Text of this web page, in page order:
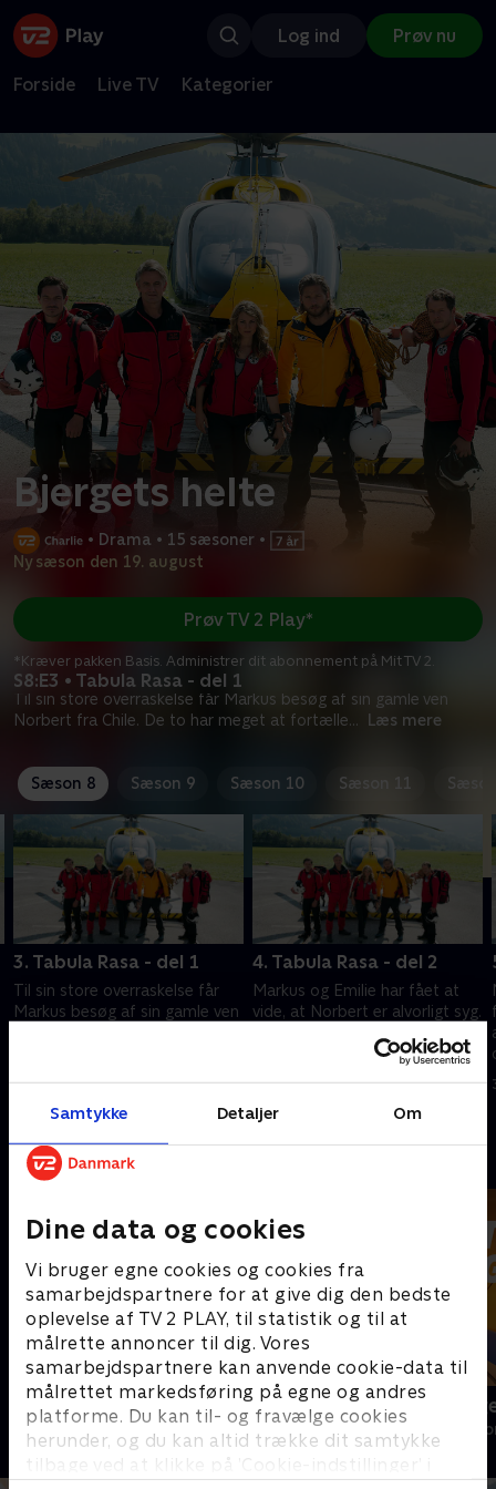
Samtykke Detaljer Om
Dine data og cookies
Vi bruger egne cookies og cookies fra
samarbejdspartnere for at give dig den bedste
oplevelse af TV 2 PLAY, til statistik og til at
målrette annoncer til dig. Vores
samarbejdspartnere kan anvende cookie-data til
målrettet markedsføring på egne og andres
platforme. Du kan til- og fravælge cookies
herunder, og du kan altid trække dit samtykke
tilbage ved at klikke på ’Cookie-indstillinger’ i
Log ind Prøv nu
Forside Live TV Kategorier
Bjergets helte
• Drama • 15 sæsoner •
Ny sæson den 19. august
S8:E3 • Tabula Rasa - del 1
Til sin store overraskelse får Markus besøg af sin gamle ven
Norbert fra Chile. De to har meget at fortælle... Læs mere
Prøv TV 2 Play*
*Kræver pakken Basis. Administrer dit abonnement på Mit TV 2.
Sæson 8 Sæson 9 Sæson 10 Sæson 11
3. Tabula Rasa - del 1
Til sin store overraskelse får
Markus besøg af sin gamle ven
1. april 2024 • 43 min
4. Tabula Rasa - del 2
Markus og Emilie har fået at
vide, at Norbert er alvorligt syg.
medicin, og redningsteamet
2. april 2024 • 43 min
Andre så også
Bjerglægen
Drama • 18 sæsoner
Luftens
Drama • 3